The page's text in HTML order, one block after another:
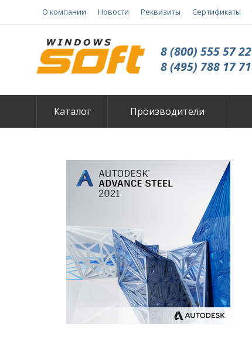
О компании Новости Реквизиты Сертификаты
8 (800) 555 57 22
8 (495) 788 17 71
Каталог Производители